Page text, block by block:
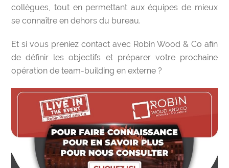
collègues, tout en permettant aux équipes de mieux
se connaître en dehors du bureau.
Et si vous preniez contact avec Robin Wood & Co afin
de définir les objectifs et préparer votre prochaine
opération de team-building en externe ?